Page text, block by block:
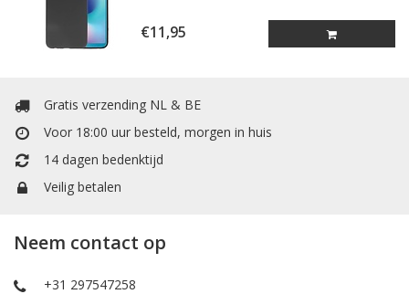
€11,95
Gratis verzending NL & BE
Voor 18:00 uur besteld, morgen in huis
14 dagen bedenktijd
Veilig betalen
Neem contact op
+31 297547258